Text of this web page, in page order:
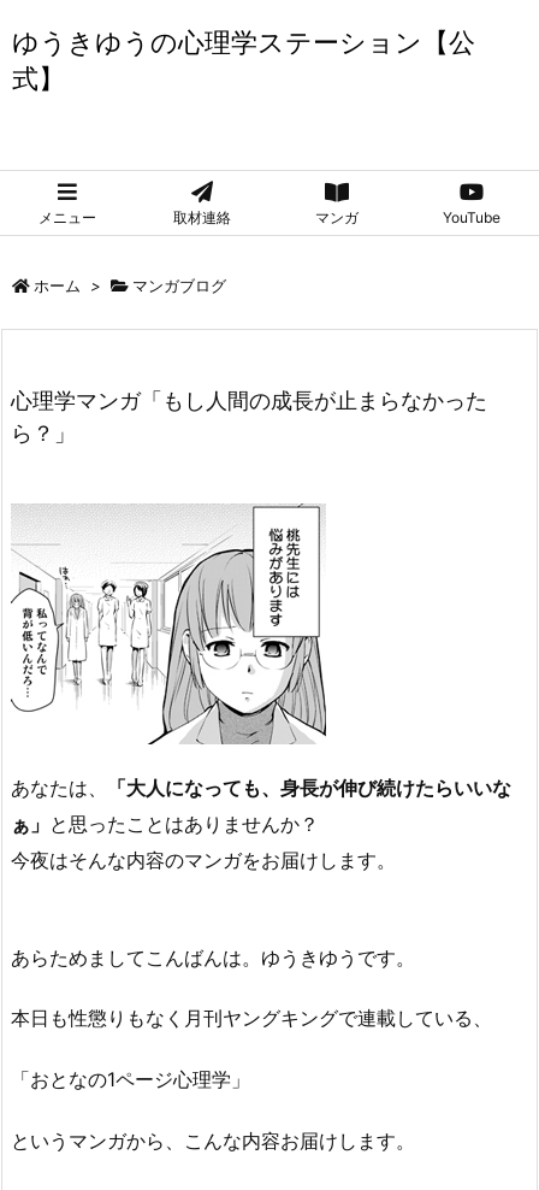
ゆうきゆうの心理学ステーション【公
式】
メニュー 取材連絡 マンガ YouTube
ホーム > マンガブログ
心理学マンガ「もし人間の成長が止まらなかった
ら？」
あなたは、
「大人になっても、身長が伸び続けたらいいな
ぁ」 と思ったことはありませんか？
今夜はそんな内容のマンガをお届けします。
あらためましてこんばんは。ゆうきゆうです。
本日も性懲りもなく月刊ヤングキングで連載している、
「おとなの1ページ心理学」
というマンガから、こんな内容お届けします。